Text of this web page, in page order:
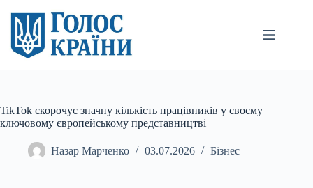
вмісту
TikTok скорочує значну кількість працівників у своєму
ключовому європейському представництві
Назар Марченко 03.07.2026 Бізнес